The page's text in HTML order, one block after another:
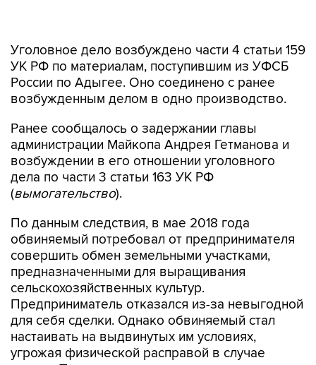
России по Адыгее. Оно соединено с ранее
возбужденным делом в одно производство.
Ранее сообщалось о задержании главы
возбуждении в его отношении уголовного
дела по части 3 статьи 163 УК РФ
(вымогательство).
По данным следствия, в мае 2018 года
совершить обмен земельными участками,
предназначенными для выращивания
сельскохозяйственных культур.
Предприниматель отказался из-за невыгодной
для себя сделки. Однако обвиняемый стал
настаивать на выдвинутых им условиях,
угрожая физической расправой в случае
отказа. Предприниматель пошел на уступки и
совершил обмен.